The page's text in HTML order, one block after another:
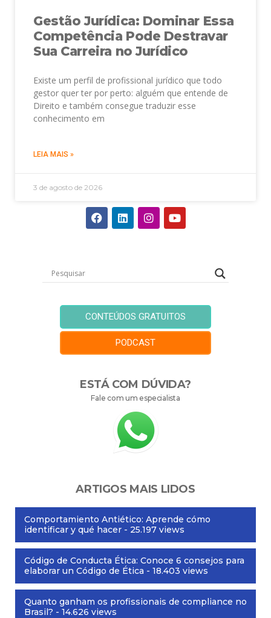
Gestão Jurídica: Dominar Essa
Competência Pode Destravar
Sua Carreira no Jurídico
Existe um perfil de profissional jurídico que todo
gestor quer ter por perto: alguém que entende de
Direito e também consegue traduzir esse
conhecimento em
LEIA MAIS »
3 de agosto de 2026
CONTEÚDOS GRATUITOS
PODCAST
ESTÁ COM DÚVIDA?
Fale com um especialista
ARTIGOS MAIS LIDOS
Comportamiento Antiético: Aprende cómo
identificar y qué hacer - 25.197 views
Código de Conducta Ética: Conoce 6 consejos para
elaborar un Código de Ética - 18.403 views
Quanto ganham os profissionais de compliance no
Brasil? - 14.626 views